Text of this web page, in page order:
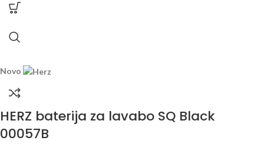
Novo
HERZ baterija za lavabo SQ Black
00057B